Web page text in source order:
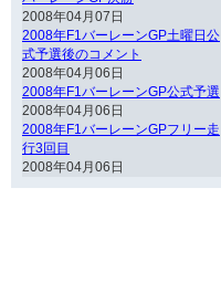
2008年04月07日
2008年F1バーレーンGP土曜日公
式予選後のコメント
2008年04月06日
2008年F1バーレーンGP公式予選
2008年04月06日
2008年F1バーレーンGPフリー走
行3回目
2008年04月06日